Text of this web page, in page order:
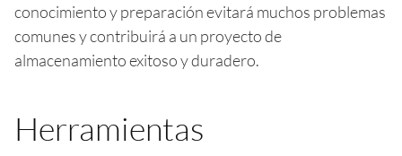
conocimiento y preparación evitará muchos problemas
comunes y contribuirá a un proyecto de
almacenamiento exitoso y duradero.
Herramientas